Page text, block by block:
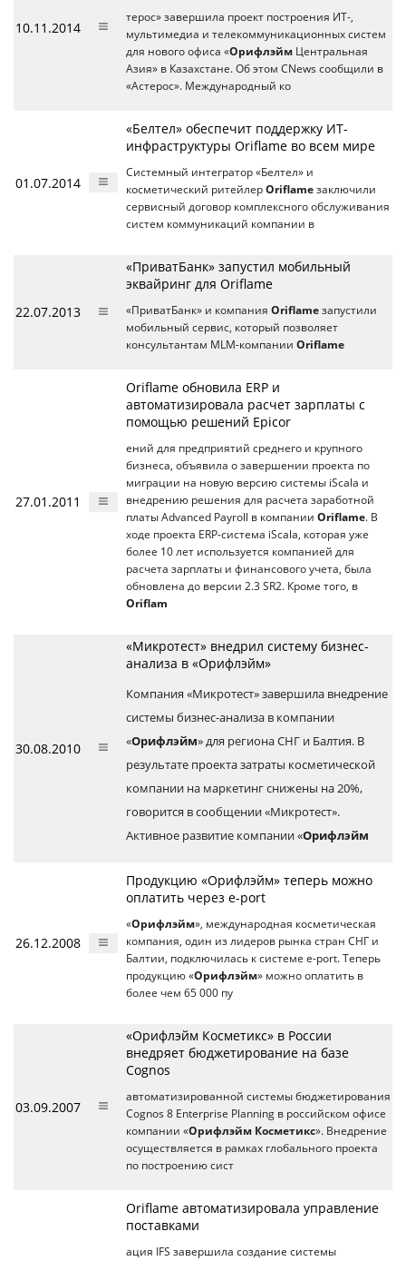
10.11.2014
терос» завершила проект построения ИТ-,
мультимедиа и телекоммуникационных систем
для нового офиса «Орифлэйм Центральная
Азия» в Казахстане. Об этом CNews сообщили в
«Астерос». Международный ко
01.07.2014
«Белтел» обеспечит поддержку ИТ-
инфраструктуры Oriflame во всем мире
Системный интегратор «Белтел» и
косметический ритейлер Oriflame заключили
сервисный договор комплексного обслуживания
систем коммуникаций компании в
22.07.2013
«ПриватБанк» запустил мобильный
эквайринг для Oriflame
«ПриватБанк» и компания Oriflame запустили
мобильный сервис, который позволяет
консультантам MLM-компании Oriflame
27.01.2011
Oriflame обновила ERP и
автоматизировала расчет зарплаты с
помощью решений Epicor
ений для предприятий среднего и крупного
бизнеса, объявила о завершении проекта по
миграции на новую версию системы iScala и
внедрению решения для расчета заработной
платы Advanced Payroll в компании Oriflame. В
ходе проекта ERP-система iScala, которая уже
более 10 лет используется компанией для
расчета зарплаты и финансового учета, была
обновлена до версии 2.3 SR2. Кроме того, в
Oriflam
30.08.2010
«Микротест» внедрил систему бизнес-
анализа в «Орифлэйм»
Компания «Микротест» завершила внедрение
системы бизнес-анализа в компании
«Орифлэйм» для региона СНГ и Балтия. В
результате проекта затраты косметической
компании на маркетинг снижены на 20%,
говорится в сообщении «Микротест».
Активное развитие компании «Орифлэйм
26.12.2008
Продукцию «Орифлэйм» теперь можно
оплатить через e-port
«Орифлэйм», международная косметическая
компания, один из лидеров рынка стран СНГ и
Балтии, подключилась к системе e-port. Теперь
продукцию «Орифлэйм» можно оплатить в
более чем 65 000 пу
03.09.2007
«Орифлэйм Косметикс» в России
внедряет бюджетирование на базе
Cognos
автоматизированной системы бюджетирования
Cognos 8 Enterprise Planning в российском офисе
компании «Орифлэйм Косметикс». Внедрение
осуществляется в рамках глобального проекта
по построению сист
Oriflame автоматизировала управление
поставками
ация IFS завершила создание системы